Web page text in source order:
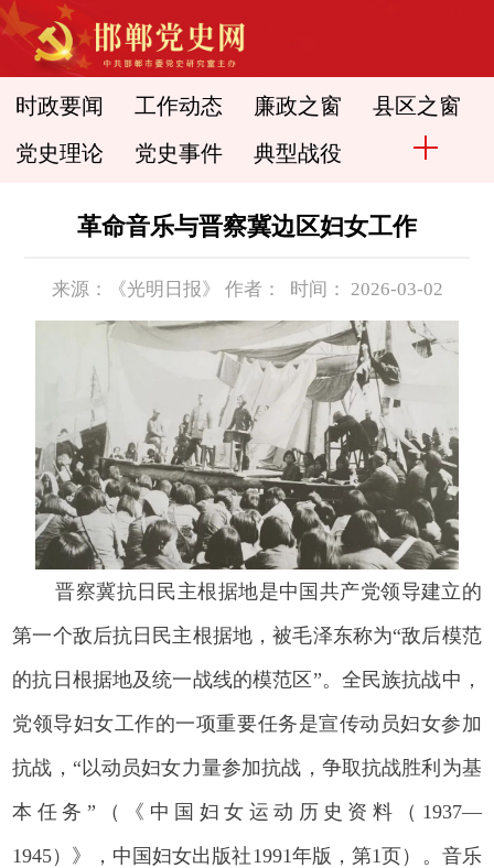
时政要闻 工作动态 廉政之窗 县区之窗
党史理论 党史事件 典型战役
革命音乐与晋察冀边区妇女工作
来源：《光明日报》 作者： 时间： 2026-03-02
晋察冀抗日民主根据地是中国共产党领导建立的
第一个敌后抗日民主根据地，被毛泽东称为“敌后模范
的抗日根据地及统一战线的模范区”。全民族抗战中，
党领导妇女工作的一项重要任务是宣传动员妇女参加
抗战，“以动员妇女力量参加抗战，争取抗战胜利为基
本任务”（《中国妇女运动历史资料（1937—
1945）》，中国妇女出版社1991年版，第1页）。音乐